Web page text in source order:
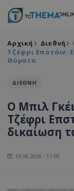
Αρχική Διεθνή
Τζέφρι Επστάιν:
Θύματα
ΔΙΕΘΝΗ
Ο Μπιλ
Τζέφρι
δικαίωση
10.06.2026 - 17:05